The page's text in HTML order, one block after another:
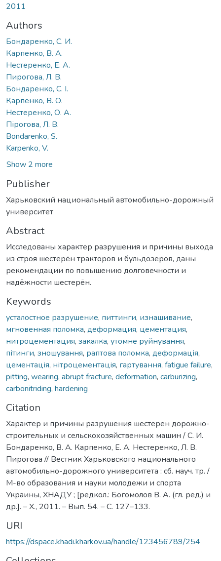
2011
Authors
Бондаренко, С. И.
Карпенко, В. А.
Нестеренко, Е. А.
Пирогова, Л. В.
Бондаренко, С. І.
Карпенко, В. О.
Нестеренко, О. А.
Пірогова, Л. В.
Bondarenko, S.
Karpenko, V.
Show 2 more
Publisher
Харьковский национальный автомобильно-дорожный
университет
Abstract
Исследованы характер разрушения и причины выхода
из строя шестерён тракторов и бульдозеров, даны
рекомендации по повышению долговечности и
надёжности шестерён.
Keywords
усталостное разрушение, питтинги, изнашивание,
мгновенная поломка, деформация, цементация,
нитроцементация, закалка, утомне руйнування,
пітинги, зношування, раптова поломка, деформація,
цементація, нітроцементація, гартування, fatigue failure,
pitting, wearing, abrupt fracture, deformation, carburizing,
carbonitriding, hardening
Citation
Характер и причины разрушения шестерён дорожно-
строительных и сельскохозяйственных машин / С. И.
Бондаренко, В. А. Карпенко, Е. А. Нестеренко, Л. В.
Пирогова // Вестник Харьковского национального
автомобильно-дорожного университета : сб. науч. тр. /
М-во образования и науки молодежи и спорта
Украины, ХНАДУ ; [редкол.: Богомолов В. А. (гл. ред.) и
др.]. – Х., 2011. – Вып. 54. – С. 127–133.
URI
https://dspace.khadi.kharkov.ua/handle/123456789/254